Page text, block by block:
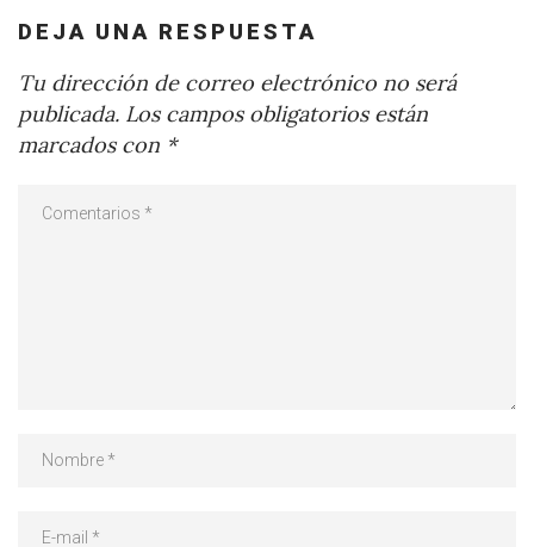
DEJA UNA RESPUESTA
Tu dirección de correo electrónico no será
publicada. Los campos obligatorios están
marcados con *